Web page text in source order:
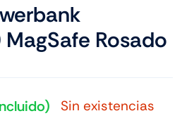
Rosado
Sin existencias